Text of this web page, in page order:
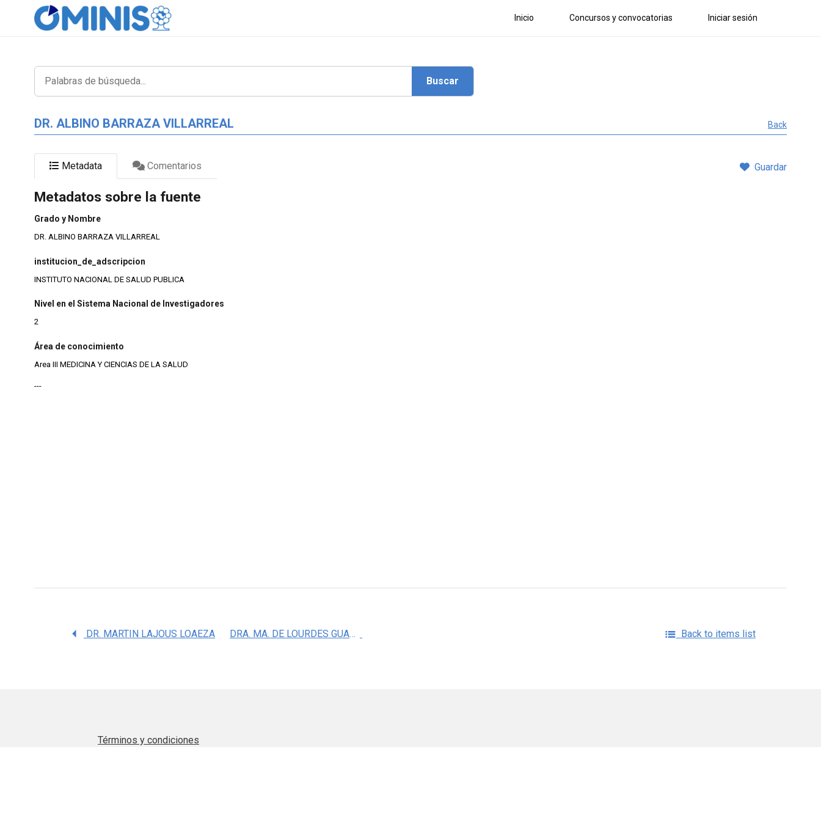
Inicio Concursos y convocatorias Iniciar sesión
DR. ALBINO BARRAZA VILLARREAL Back
Metadata Comentarios Guardar
Metadatos sobre la fuente
Grado y Nombre
DR. ALBINO BARRAZA VILLARREAL
institucion_de_adscripcion
INSTITUTO NACIONAL DE SALUD PUBLICA
Nivel en el Sistema Nacional de Investigadores
2
Área de conocimiento
Area III MEDICINA Y CIENCIAS DE LA SALUD
---
DR. MARTIN LAJOUS LOAEZA DRA. MA. DE LOURDES GUADALUPE FLORES LUNA Back to items list
Términos y condiciones